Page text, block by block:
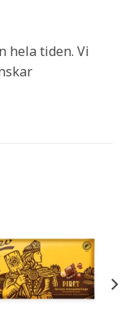
hela tiden. Vi